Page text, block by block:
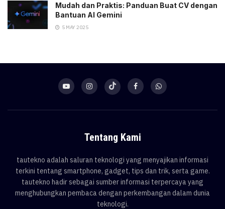
Mudah dan Praktis: Panduan Buat CV dengan
Bantuan AI Gemini
5 MAY 2025
Tentang Kami
tautekno adalah saluran teknologi yang menyajikan informasi
terkini tentang smartphone, gadget, tips dan trik, serta game.
tautekno hadir sebagai sumber informasi terpercaya yang
menghubungkan pembaca dengan perkembangan dalam dunia
teknologi.